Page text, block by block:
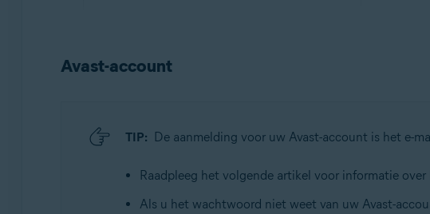
Avast-account
TIP: De aanmelding voor uw Avast-account is het e-
Raadpleeg het volgende artikel voor informatie
Als u het wachtwoord niet weet van uw Avast-